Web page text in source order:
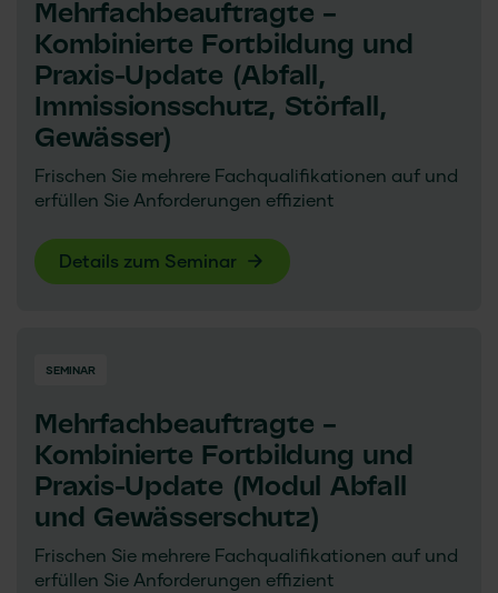
Mehrfachbeauftragte –
Kombinierte Fortbildung und
Praxis-Update (Abfall,
Immissionsschutz, Störfall,
Gewässer)
Frischen Sie mehrere Fachqualifikationen auf und
erfüllen Sie Anforderungen effizient
Details zum Seminar
SEMINAR
Mehrfachbeauftragte –
Kombinierte Fortbildung und
Praxis-Update (Modul Abfall
und Gewässerschutz)
Frischen Sie mehrere Fachqualifikationen auf und
erfüllen Sie Anforderungen effizient